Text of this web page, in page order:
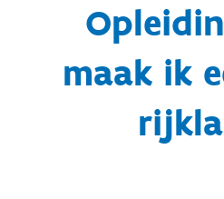
maak ik